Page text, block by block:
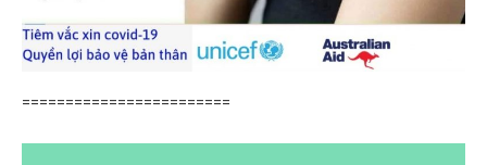
========================